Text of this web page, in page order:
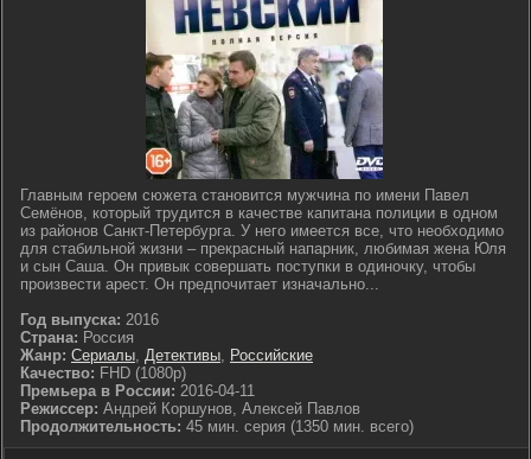
Главным героем сюжета становится мужчина по имени Павел
Семёнов, который трудится в качестве капитана полиции в одном
из районов Санкт-Петербурга. У него имеется все, что необходимо
для стабильной жизни – прекрасный напарник, любимая жена Юля
и сын Саша. Он привык совершать поступки в одиночку, чтобы
произвести арест. Он предпочитает изначально...
Год выпуска: 2016
Страна: Россия
Жанр: Сериалы, Детективы, Российские
Качество: FHD (1080p)
Премьера в России: 2016-04-11
Режиссер: Андрей Коршунов, Алексей Павлов
Продолжительность: 45 мин. серия (1350 мин. всего)